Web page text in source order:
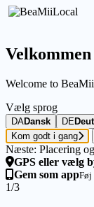
Welcome to
Vælg sprog
DADansk DE
Kom godt i gang
Næste: Placering
GPS eller vælg
Gem som appFøj
1/3